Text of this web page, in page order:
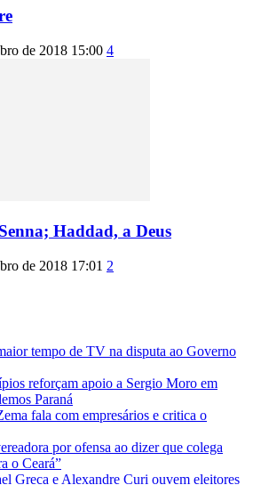
de 2018 15:00 4
Haddad, a Deus
de 2018 17:01 2
tempo de TV na disputa ao Governo
reforçam apoio a Sergio Moro em
Paraná
fala com empresários e critica o
por ofensa ao dizer que colega
o Ceará”
Greca e Alexandre Curi ouvem eleitores